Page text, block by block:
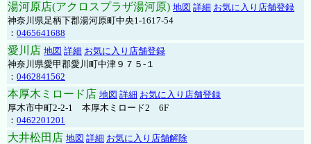
湯河原店(アクロスプラザ湯河原) 地図 詳細 お気に入り店舗登録
神奈川県足柄下郡湯河原町中央1-1617-54
： 0465641688
愛川店 地図 詳細 お気に入り店舗登録
神奈川県愛甲郡愛川町中津９７５-１
： 0462841562
本厚木ミロード店 地図 詳細 お気に入り店舗登録
厚木市中町2-2-1 本厚木ミロード2 6F
： 0462201201
大井松田店 地図 詳細 お気に入り店舗解除